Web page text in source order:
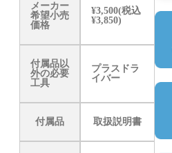
メーカー
希望小売
価格
¥3,500(税込
¥3,850)
付属品以
外の必要
工具
プラスドラ
イバー
付属品 取扱説明書